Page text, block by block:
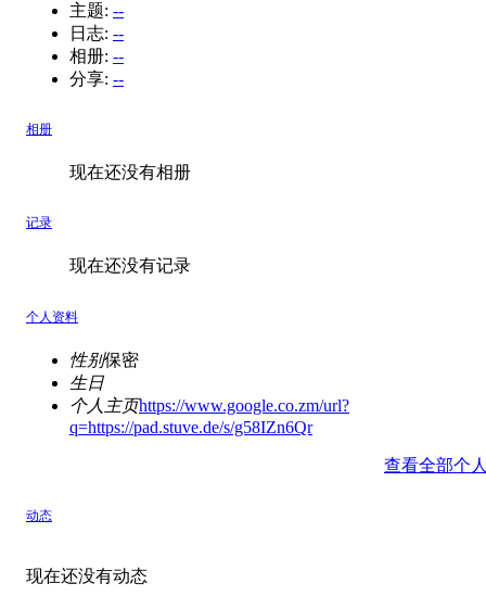
主题: --
日志: --
相册: --
分享: --
相册
现在还没有相册
记录
现在还没有记录
个人资料
性别保密
生日
个人主页https://www.google.co.zm/url?
q=https://pad.stuve.de/s/g58IZn6Qr
查看全部个
动态
现在还没有动态